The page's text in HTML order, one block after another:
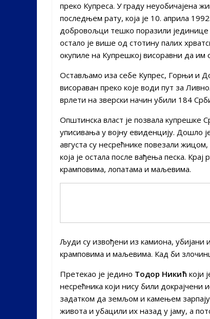
преко Купреса. У граду неуобичајена
последњем рату, која је 10. априла
добровољци тешко поразили јединице
остало је више од стотину палих
окупиле на Купрешкој висоравни да им
Остављамо иза себе Купрес, Горњи и
висораван преко које води пут за
врлети на зверски начин убили 184
Општинска власт је позвала
уписивања у војну евиденцију. Дошло
августа су несрећнике повезали
која је остала после вађења песка.
крамповима, лопатама и маљевима.
Људи су извођени из камиона, убијани
крамповима и маљевима. Кад би
Претекао је једино Тодор Никић који
несрећника који нису били докрајчени
задатком да земљом и камењем
живота и убацили их назад у јаму, а